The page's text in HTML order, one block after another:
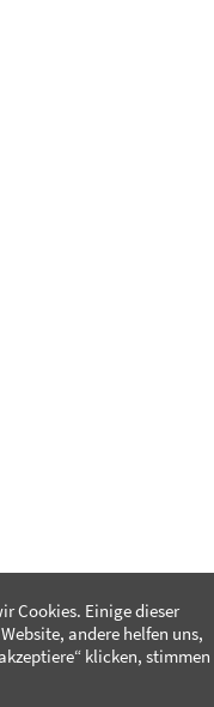
Cookies. Einige dieser
andere helfen uns,
klicken, stimmen